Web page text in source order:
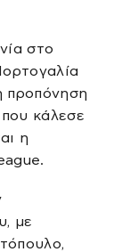
στο
προπόνηση
κάλεσε
η
με